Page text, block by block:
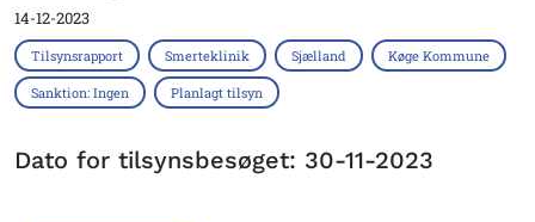
14-12-2023
Tilsynsrapport Smerteklinik Sjælland Køge Kommune
Sanktion: Ingen Planlagt tilsyn
Dato for tilsynsbesøget: 30-11-2023